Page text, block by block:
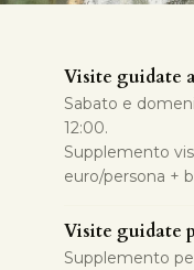
Visite guidate
Sabato e
12:00.
Supplemento
euro/persona +
Visite guidate
Supplemento